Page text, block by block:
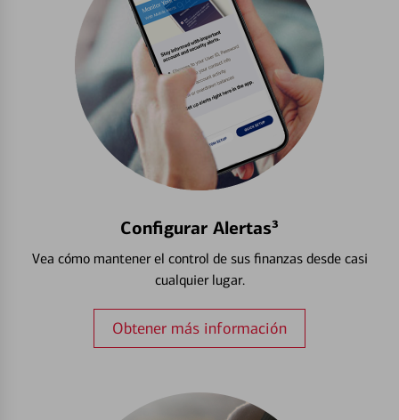
Configurar Alertas³
Vea cómo mantener el control de sus finanzas desde casi
cualquier lugar.
Obtener más información